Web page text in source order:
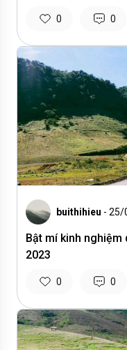
0 0
buithihieu - 25/
Bật mí kinh nghiệm
2023
0 0